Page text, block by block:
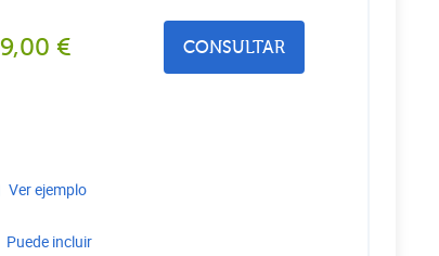
€ CONSULTAR
Ver ejemplo
Puede incluir